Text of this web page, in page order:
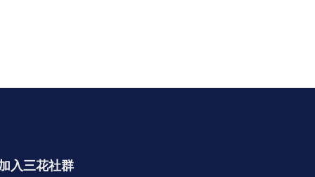
入三花社群